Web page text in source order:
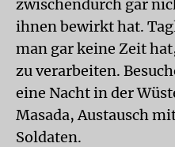
zwischendurch gar
ihnen bewirkt hat.
man gar keine Zeit
zu verarbeiten.
eine Nacht in der
Masada, Austausch
Soldaten.